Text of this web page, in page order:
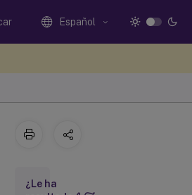
Español
¿Le ha